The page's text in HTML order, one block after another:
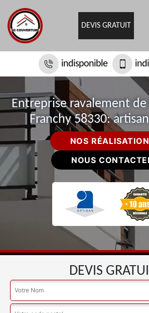
DEVIS GRATUIT
indisponible
Entreprise ravalement de
Franchy 58330:
NOS
NOUS
DEVIS